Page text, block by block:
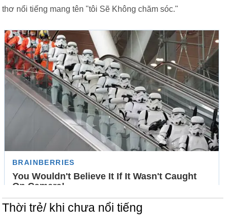
thơ nổi tiếng mang tên "tôi Sẽ Không chăm sóc."
Thời trẻ/ khi chưa nổi tiếng